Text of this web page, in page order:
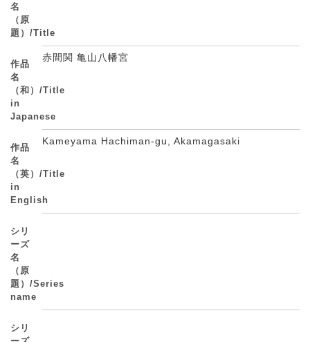
名
（原
題）/Title
作品
名
（和）/Title
in
Japanese
赤間関 亀山八幡宮
作品
名
（英）/Title
in
English
Kameyama Hachiman-gu, Akamagasaki
シリ
ーズ
名
（原
題）/Series
name
シリ